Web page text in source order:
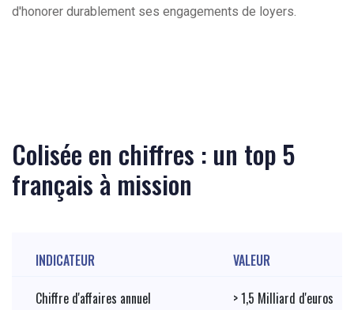
d'honorer durablement ses engagements de loyers.
Colisée en chiffres : un top 5
français à mission
INDICATEUR
VALEUR
Chiffre d'affaires annuel
> 1,5 Milliard d'euros